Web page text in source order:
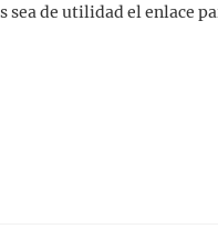
sea de utilidad el enlace